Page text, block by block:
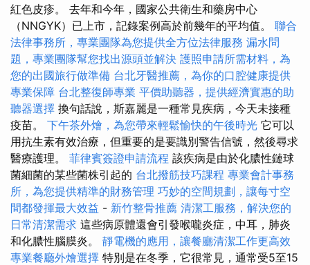
紅色皮疹。 去年和今年，國家公共衛生和藥房中心
（NNGYK）已上市，記錄案例高於前幾年的平均值。 聯合
法律事務所，專業團隊為您提供全方位法律服務 漏水問
題，專業團隊幫您找出源頭並解決 護照申請所需材料，為
您的出國旅行做準備 台北牙醫推薦，為你的口腔健康提供
專業保障 台北整復師專業 平價助聽器，提供經濟實惠的助
聽器選擇 換句話說，斯嘉麗是一種常見疾病，今天未接種
疫苗。 下午茶外燴，為您帶來輕鬆愉快的午後時光 它可以
用抗生素有效治療，但重要的是要識別警告信號，然後尋求
醫療護理。 菲律賓簽證申請流程 該疾病是由於化膿性鏈球
菌細菌的某些菌株引起的 台北撥筋技巧課程 專業會計事務
所，為您提供精準的財務管理 巧妙的空間規劃，讓每寸空
間都發揮最大效益 - 新竹整骨推薦 清潔工服務，解決您的
日常清潔需求 這些病原體還會引發喉嚨炎症，中耳，肺炎
和化膿性腦膜炎。 靜電機的應用，讓餐廳清潔工作更高效
專業餐廳外燴選擇 特別是在冬季，它很常見，通常受5至15